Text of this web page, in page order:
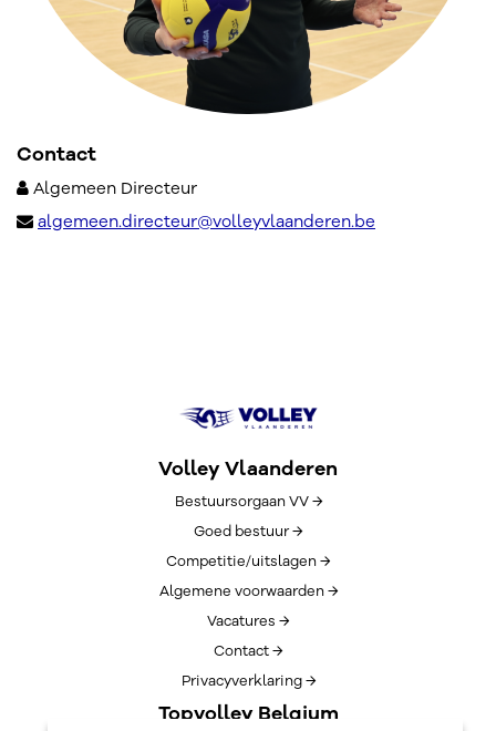
Contact
Algemeen Directeur
algemeen.directeur@volleyvlaanderen.be
Volley Vlaanderen
Bestuursorgaan VV →
Goed bestuur →
Competitie/uitslagen →
Algemene voorwaarden →
Vacatures →
Contact →
Privacyverklaring →
Topvolley Belgium